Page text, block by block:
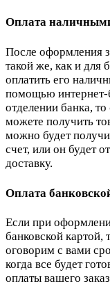
Оплата
После оформления
такой же, как и для
оплатить его
помощью интернет-
отделении банка,
можете получить
можно будет
счет, или он будет
доставку.
Оплата
Если при
банковской
оговорим с вами
когда все будет
оплаты вашего